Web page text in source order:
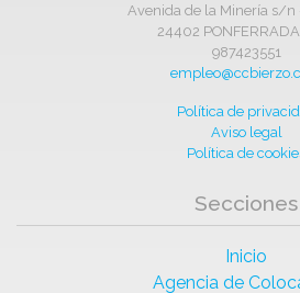
Avenida de la Minería s/n
24402
987423551
Política de
Aviso legal
Política de
Secciones
Inicio
Agencia de